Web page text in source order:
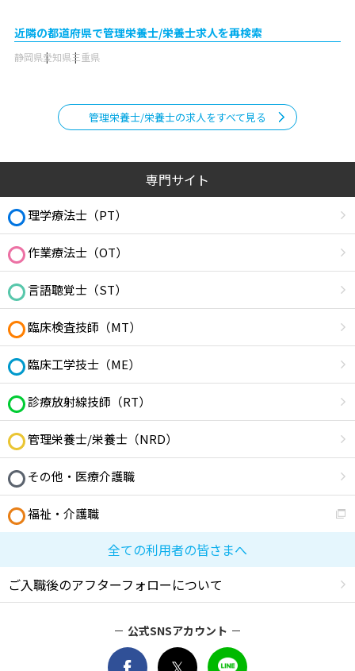
近隣の都道府県で管理栄養士/栄養士求人を再検索
静岡県愛知県三重県
管理栄養士/栄養士の求人をすべて見る
専門サイト
理学療法士（PT）
作業療法士（OT）
言語聴覚士（ST）
臨床検査技師（MT）
臨床工学技士（ME）
診療放射線技師（RT）
管理栄養士/栄養士（NRD）
その他・医療介護職
福祉・介護職
全ての利用者の皆さまへ
ご入職後のアフターフォローについて
公式SNSアカウント